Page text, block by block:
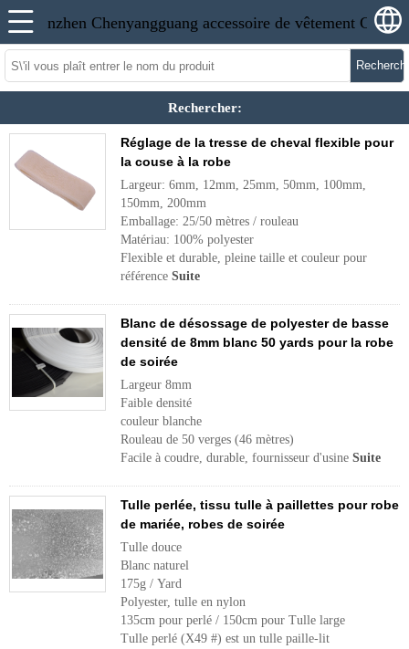
Rechercher:
Réglage de la tresse de cheval flexible pour
la couse à la robe
Largeur: 6mm, 12mm, 25mm, 50mm, 100mm,
150mm, 200mm
Emballage: 25/50 mètres / rouleau
Matériau: 100% polyester
Flexible et durable, pleine taille et couleur pour
référence Suite
Blanc de désossage de polyester de basse
densité de 8mm blanc 50 yards pour la robe
de soirée
Largeur 8mm
Faible densité
couleur blanche
Rouleau de 50 verges (46 mètres)
Facile à coudre, durable, fournisseur d'usine Suite
Tulle perlée, tissu tulle à paillettes pour robe
de mariée, robes de soirée
Tulle douce
Blanc naturel
175g / Yard
Polyester, tulle en nylon
135cm pour perlé / 150cm pour Tulle large
Tulle perlé (X49 #) est un tulle paille-lit